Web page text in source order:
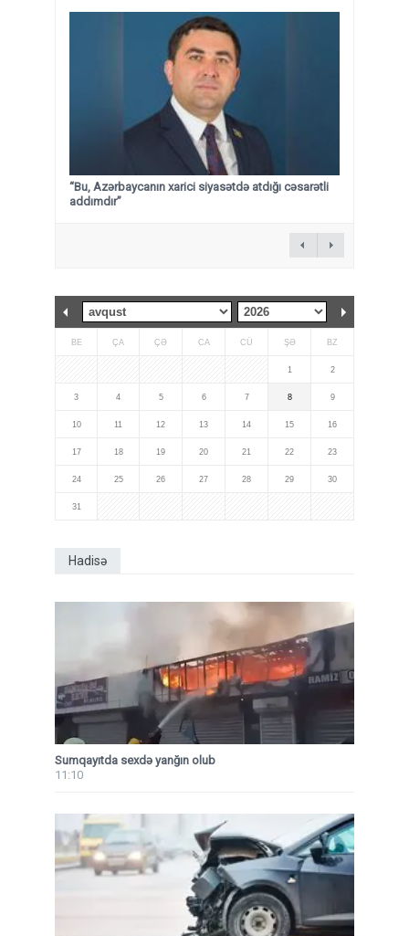
“Bu, Azərbaycanın xarici siyasətdə atdığı cəsarətli
addımdır”
BE ÇA ÇƏ CA CÜ ŞƏ BZ
1 2
3 4 5 6 7 8 9
10 11 12 13 14 15 16
17 18 19 20 21 22 23
24 25 26 27 28 29 30
31
Hadisə
Sumqayıtda sexdə yanğın olub
11:10